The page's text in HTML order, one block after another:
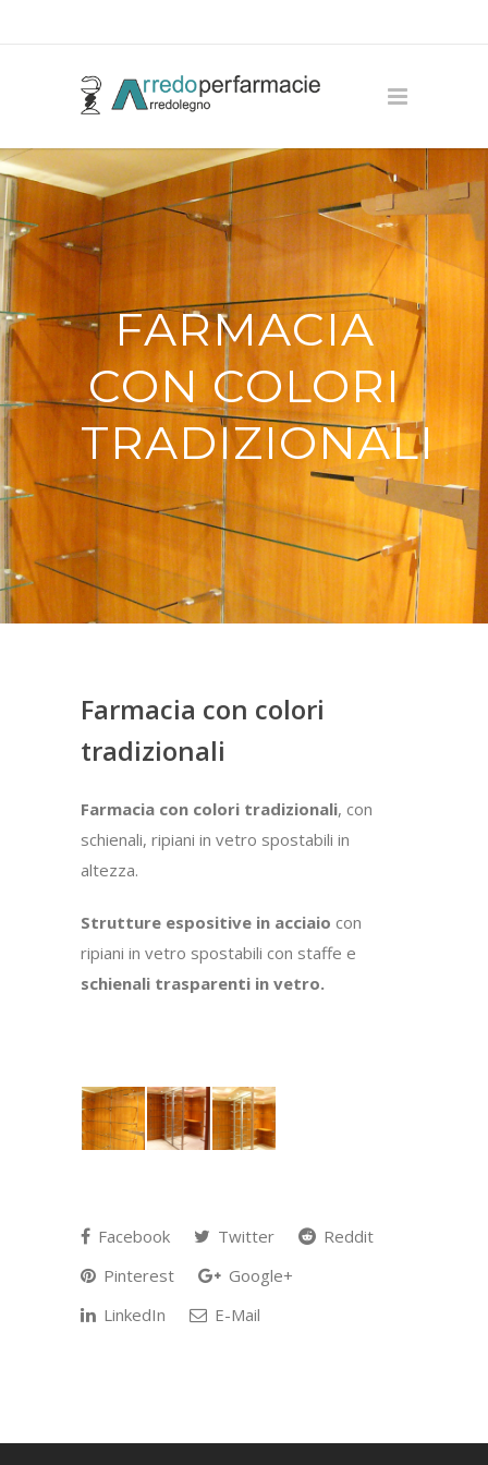
FARMACIA
CON COLORI
TRADIZIONALI
Farmacia con colori
tradizionali
Farmacia con colori tradizionali, con
schienali, ripiani in vetro spostabili in
altezza.
Strutture espositive in acciaio con
ripiani in vetro spostabili con staffe e
schienali trasparenti in vetro.
Facebook Twitter
Reddit
Pinterest
Google+
LinkedIn
E-Mail